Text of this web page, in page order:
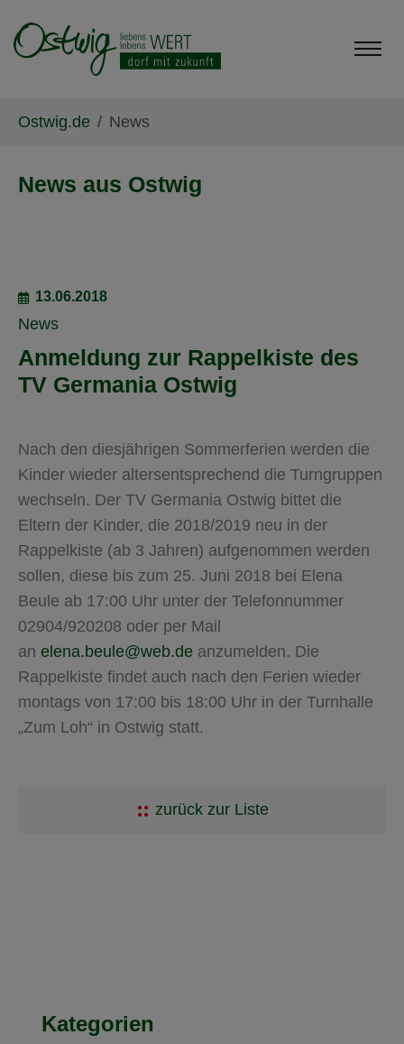
Ostwig.de News
News aus Ostwig
13.06.2018
News
Anmeldung zur Rappelkiste des
TV Germania Ostwig
Nach den diesjährigen Sommerferien werden die
Kinder wieder altersentsprechend die Turngruppen
wechseln. Der TV Germania Ostwig bittet die
Eltern der Kinder, die 2018/2019 neu in der
Rappelkiste (ab 3 Jahren) aufgenommen werden
sollen, diese bis zum 25. Juni 2018 bei Elena
Beule ab 17:00 Uhr unter der Telefonnummer
02904/920208 oder per Mail
an elena.beule@web.de anzumelden. Die
Rappelkiste findet auch nach den Ferien wieder
montags von 17:00 bis 18:00 Uhr in der Turnhalle
„Zum Loh“ in Ostwig statt.
zurück zur Liste
Kategorien